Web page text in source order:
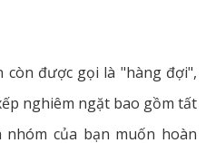
còn được gọi là "hàng đợi",
nghiêm ngặt bao gồm tất
nhóm của bạn muốn hoàn